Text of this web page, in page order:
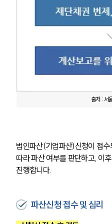
출처 : 서
법인파산(기업파산)신청이 접
따라 파산 여부를 판단하고, 이
진행합니다.
파산신청 접수 및 심리